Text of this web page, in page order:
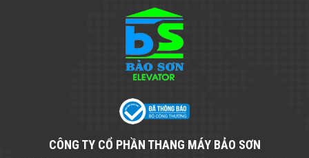
CÔNG TY CỔ PHẦN THANG MÁY BẢO SƠN